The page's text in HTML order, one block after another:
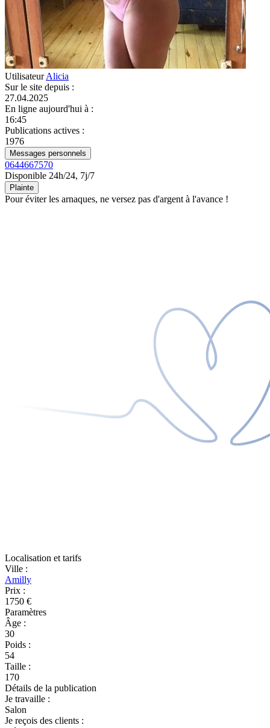
UtilisateurAlicia
Sur le site depuis :
27.04.2025
En ligne aujourd'hui à :
16:45
Publications actives :
1976
Messages personnels
0644667570
Disponible 24h/24, 7j/7
Plainte
Pour éviter les arnaques, ne versez pas d'argent à l'avance !
Localisation et tarifs
Ville :
Amilly
Prix :
1750 €
Paramètres
Âge :
30
Poids :
54
Taille :
170
Détails de la publication
Je travaille :
Salon
Je reçois des clients :